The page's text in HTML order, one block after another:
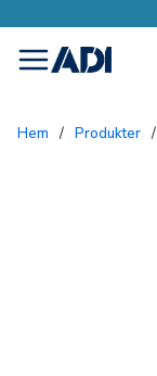
menu
Hem / Produkter /